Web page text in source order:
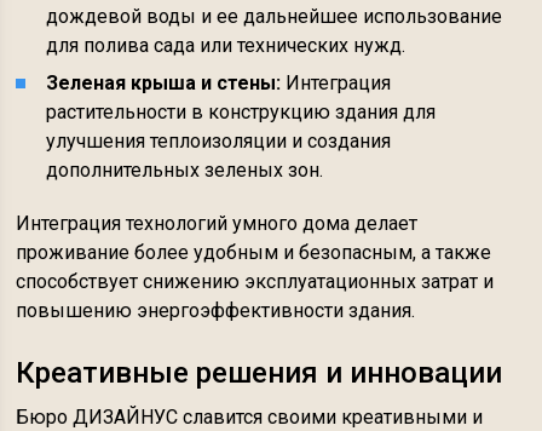
дождевой воды и ее дальнейшее использование
для полива сада или технических нужд.
Зеленая крыша и стены: Интеграция
растительности в конструкцию здания для
улучшения теплоизоляции и создания
дополнительных зеленых зон.
Интеграция технологий умного дома делает
проживание более удобным и безопасным, а также
способствует снижению эксплуатационных затрат и
повышению энергоэффективности здания.
Креативные решения и инновации
Бюро ДИЗАЙНУС славится своими креативными и